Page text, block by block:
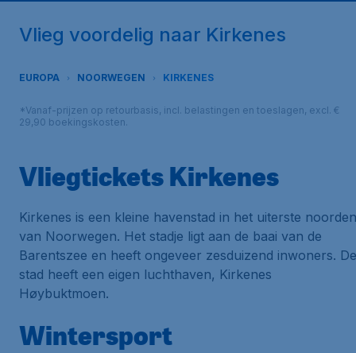
Vlieg voordelig naar Kirkenes
EUROPA NOORWEGEN KIRKENES
*Vanaf-prijzen op retourbasis, incl. belastingen en toeslagen, excl. €
29,90 boekingskosten.
Vliegtickets Kirkenes
Kirkenes is een kleine havenstad in het uiterste noorden
van Noorwegen. Het stadje ligt aan de baai van de
Barentszee en heeft ongeveer zesduizend inwoners. De
stad heeft een eigen luchthaven, Kirkenes
Høybuktmoen.
Wintersport